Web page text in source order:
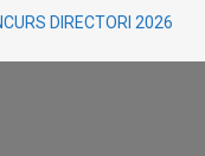
DIRECTORI 2026